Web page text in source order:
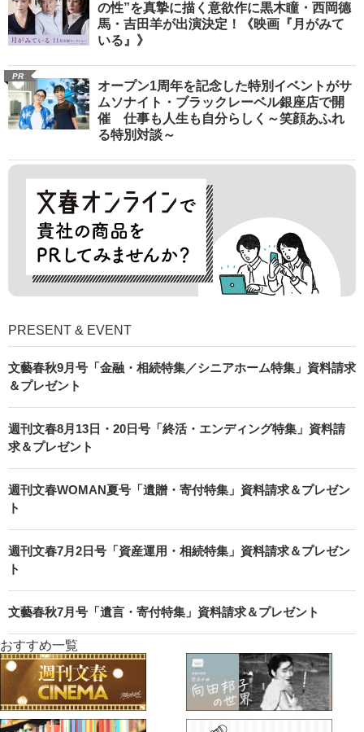
の性”を真摯に描く意欲作に黒木瞳・西岡德
馬・吉田羊が出演決定！《映画『月がみて
いる』》
PR
オープン1周年を記念した特別イベントがサ
ムソナイト・ブラックレーベル銀座店で開
催 仕事も人生も自分らしく～笑顔あふれ
る特別対談～
PRESENT & EVENT
文藝春秋9月号「金融・相続特集／シニアホーム特集」資料請求
＆プレゼント
週刊文春8月13日・20日号「終活・エンディング特集」資料請
求＆プレゼント
週刊文春WOMAN夏号「遺贈・寄付特集」資料請求＆プレゼン
ト
週刊文春7月2日号「資産運用・相続特集」資料請求＆プレゼン
ト
文藝春秋7月号「遺言・寄付特集」資料請求＆プレゼント
おすすめ一覧